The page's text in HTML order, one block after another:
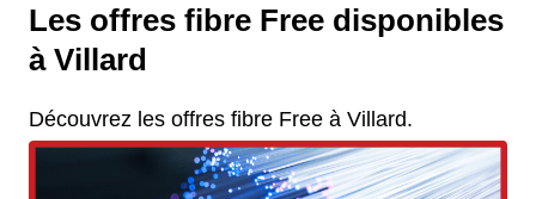
Les offres fibre Free disponibles
à Villard
Découvrez les offres fibre Free à Villard.